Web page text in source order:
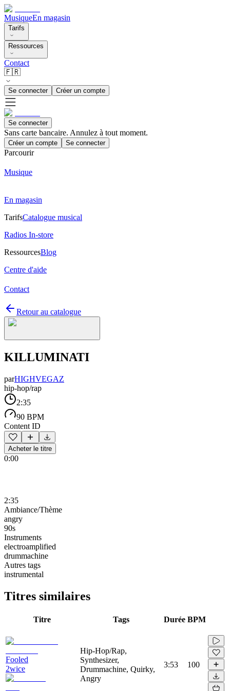
MusiqueEn magasin
Tarifs
Ressources
Contact
🇫🇷
Se connecter Créer un compte
Se connecter
Sans carte bancaire. Annulez à tout moment.
Créer un compte Se connecter
Parcourir
Musique
En magasin
TarifsCatalogue musical
Radios In-store
RessourcesBlog
Centre d'aide
Contact
Retour au catalogue
KILLUMINATI
parHIGHVEGAZ
hip-hop/rap
2:35
90 BPM
Content ID
Acheter le titre
0:00
2:35
Ambiance/Thème
angry
90s
Instruments
electroamplified
drummachine
Autres tags
instrumental
Titres similaires
Titre Tags Durée BPM
Fooled
2wice
Hip-Hop/Rap,
Synthesizer,
Drummachine, Quirky,
Angry
3:53 100